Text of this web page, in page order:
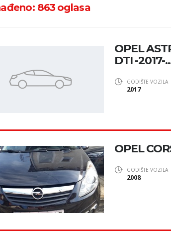
863oglasa
OPEL
DTI -2017-
GODIŠTE VOZILA
2017
OPEL
GODIŠTE VOZILA
2008